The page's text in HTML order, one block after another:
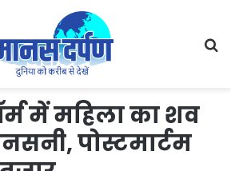
में महिला का शव
पोस्टमार्टम